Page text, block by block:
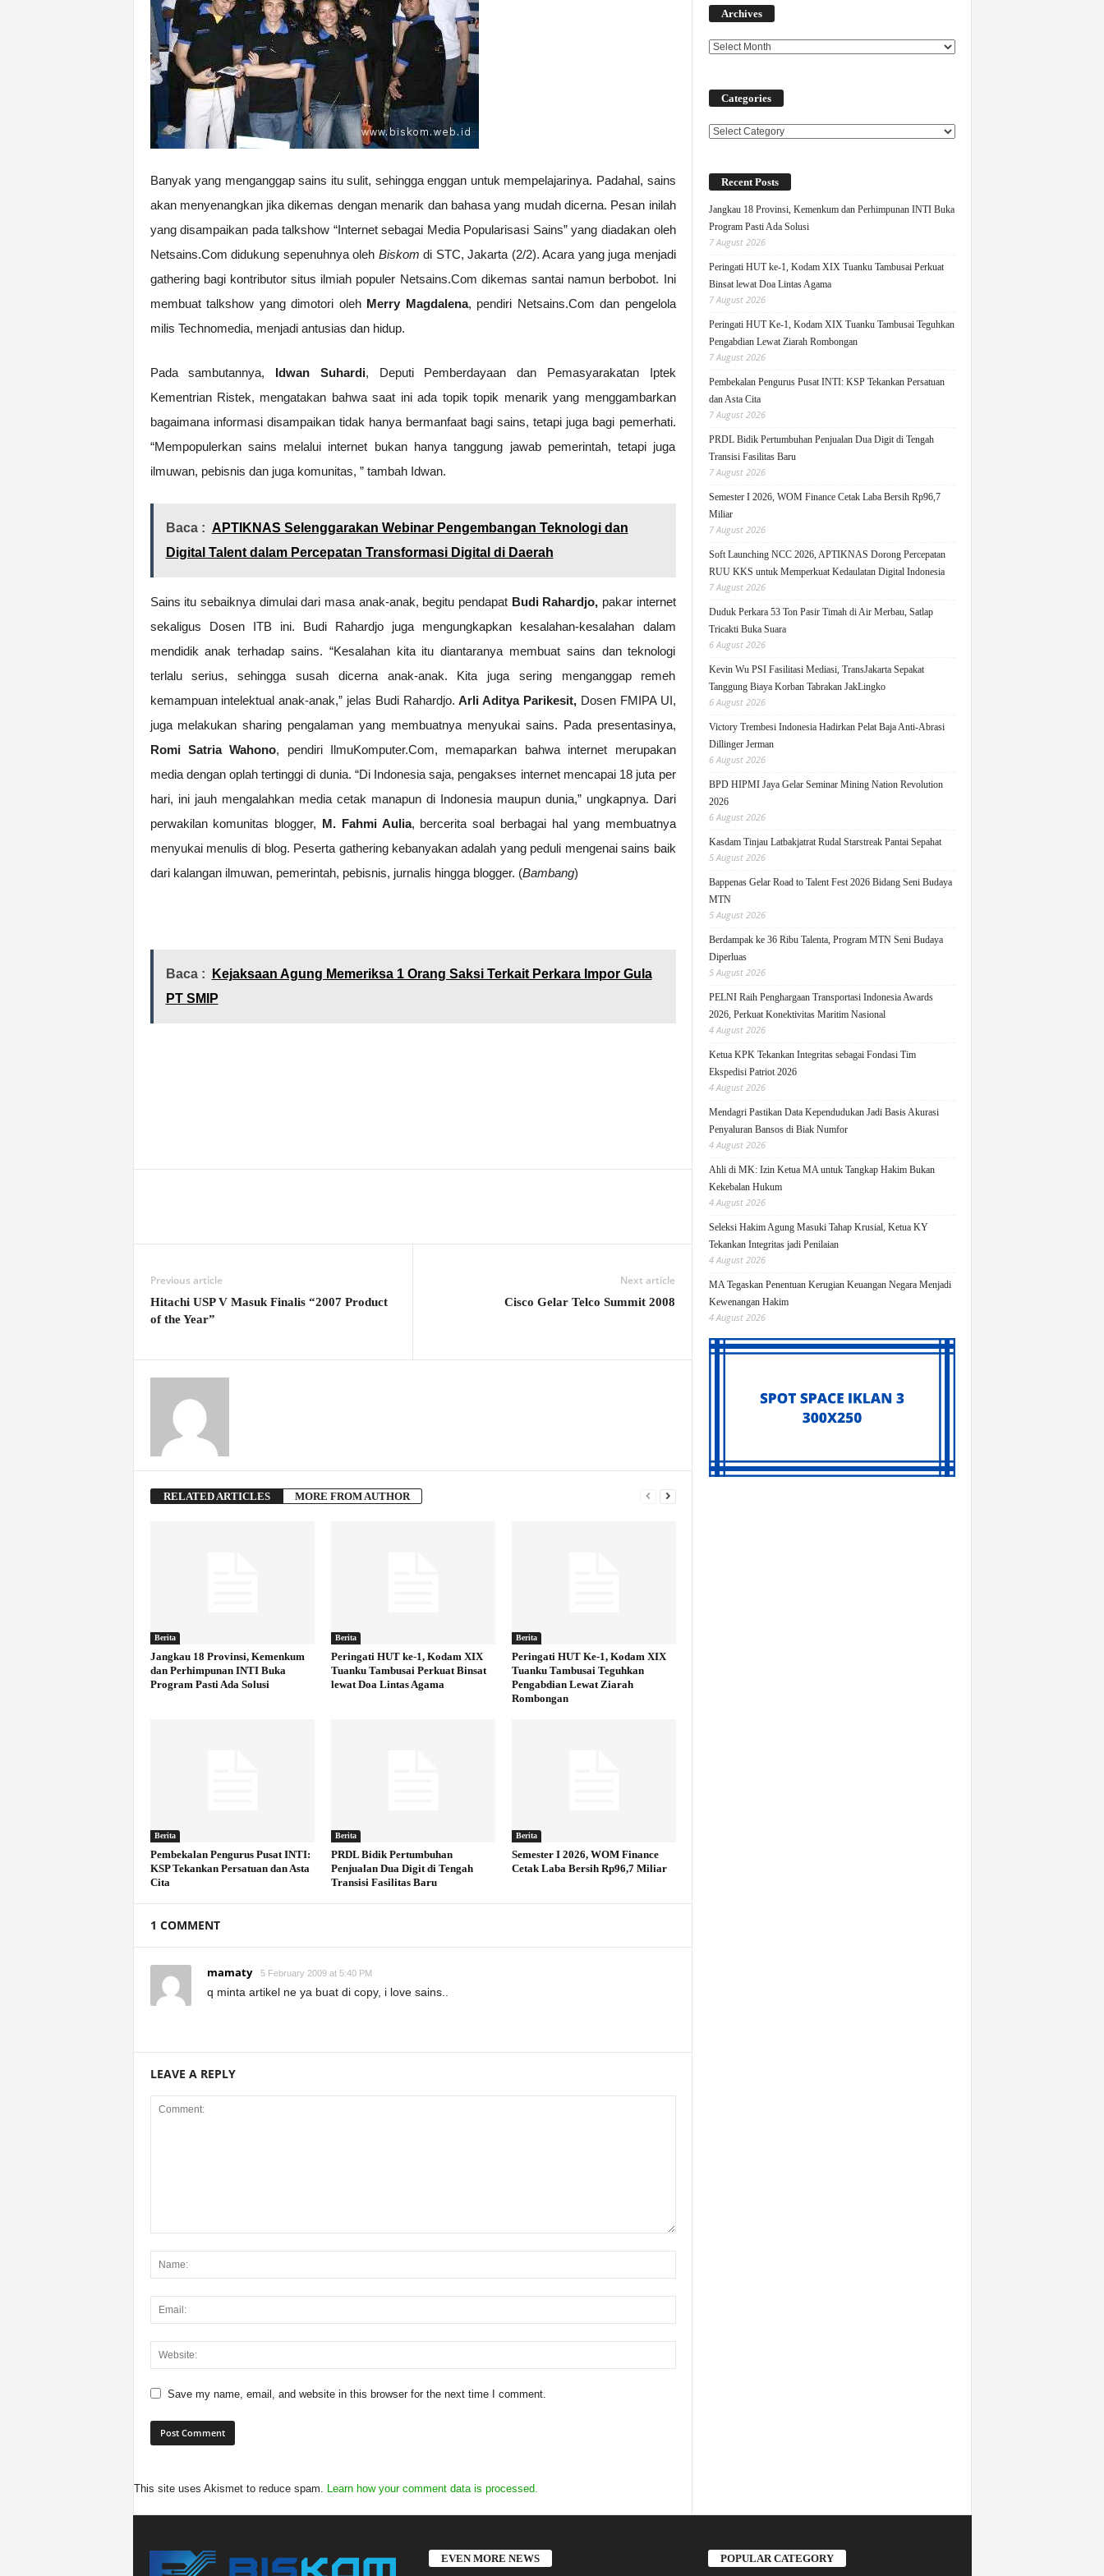
Banyak yang menganggap sains itu sulit, sehingga enggan untuk mempelajarinya. Padahal, sains
akan menyenangkan jika dikemas dengan menarik dan bahasa yang mudah dicerna. Pesan inilah
yang disampaikan pada talkshow “Internet sebagai Media Popularisasi Sains” yang diadakan oleh
Netsains.Com didukung sepenuhnya oleh Biskom di STC, Jakarta (2/2). Acara yang juga menjadi
gathering bagi kontributor situs ilmiah populer Netsains.Com dikemas santai namun berbobot. Ini
membuat talkshow yang dimotori oleh Merry Magdalena, pendiri Netsains.Com dan pengelola
milis Technomedia, menjadi antusias dan hidup.
Pada sambutannya, Idwan Suhardi, Deputi Pemberdayaan dan Pemasyarakatan Iptek
Kementrian Ristek, mengatakan bahwa saat ini ada topik topik menarik yang menggambarkan
bagaimana informasi disampaikan tidak hanya bermanfaat bagi sains, tetapi juga bagi pemerhati.
“Mempopulerkan sains melalui internet bukan hanya tanggung jawab pemerintah, tetapi juga
ilmuwan, pebisnis dan juga komunitas, ” tambah Idwan.
Baca : APTIKNAS Selenggarakan Webinar Pengembangan Teknologi dan
Digital Talent dalam Percepatan Transformasi Digital di Daerah
Sains itu sebaiknya dimulai dari masa anak-anak, begitu pendapat Budi Rahardjo, pakar internet
sekaligus Dosen ITB ini. Budi Rahardjo juga mengungkapkan kesalahan-kesalahan dalam
mendidik anak terhadap sains. “Kesalahan kita itu diantaranya membuat sains dan teknologi
terlalu serius, sehingga susah dicerna anak-anak. Kita juga sering menganggap remeh
kemampuan intelektual anak-anak,” jelas Budi Rahardjo.Arli Aditya Parikesit, Dosen FMIPA UI,
juga melakukan sharing pengalaman yang membuatnya menyukai sains. Pada presentasinya,
Romi Satria Wahono, pendiri IlmuKomputer.Com, memaparkan bahwa internet merupakan
media dengan oplah tertinggi di dunia. “Di Indonesia saja, pengakses internet mencapai 18 juta per
hari, ini jauh mengalahkan media cetak manapun di Indonesia maupun dunia,” ungkapnya. Dari
perwakilan komunitas blogger, M. Fahmi Aulia, bercerita soal berbagai hal yang membuatnya
menyukai menulis di blog. Peserta gathering kebanyakan adalah yang peduli mengenai sains baik
dari kalangan ilmuwan, pemerintah, pebisnis, jurnalis hingga blogger. (Bambang)
Baca :
Kejaksaan Agung Memeriksa 1 Orang Saksi Terkait Perkara Impor Gula
PT SMIP
Previous article
Hitachi USP V Masuk Finalis “2007 Product
of the Year”
Next article
Cisco Gelar Telco Summit 2008
RELATED ARTICLES MORE FROM AUTHOR
Berita
Jangkau 18 Provinsi, Kemenkum
dan Perhimpunan INTI Buka
Program Pasti Ada Solusi
Berita
Peringati HUT ke-1, Kodam XIX
Tuanku Tambusai Perkuat Binsat
lewat Doa Lintas Agama
Berita
Peringati HUT Ke-1, Kodam XIX
Tuanku Tambusai Teguhkan
Pengabdian Lewat Ziarah
Rombongan
Berita
Pembekalan Pengurus Pusat INTI:
KSP Tekankan Persatuan dan Asta
Cita
Berita
PRDL Bidik Pertumbuhan
Penjualan Dua Digit di Tengah
Transisi Fasilitas Baru
Berita
Semester I 2026, WOM Finance
Cetak Laba Bersih Rp96,7 Miliar
1 COMMENT
mamaty 5 February 2009 at 5:40 PM
q minta artikel ne ya buat di copy, i love sains..
LEAVE A REPLY
Save my name, email, and website in this browser for the next time I comment.
This site uses Akismet to reduce spam. Learn how your comment data is processed.
Archives
Categories
Categories
Recent Posts
Jangkau 18 Provinsi, Kemenkum dan Perhimpunan INTI Buka
Program Pasti Ada Solusi
7 August 2026
Peringati HUT ke-1, Kodam XIX Tuanku Tambusai Perkuat
Binsat lewat Doa Lintas Agama
7 August 2026
Peringati HUT Ke-1, Kodam XIX Tuanku Tambusai Teguhkan
Pengabdian Lewat Ziarah Rombongan
7 August 2026
Pembekalan Pengurus Pusat INTI: KSP Tekankan Persatuan
dan Asta Cita
7 August 2026
PRDL Bidik Pertumbuhan Penjualan Dua Digit di Tengah
Transisi Fasilitas Baru
7 August 2026
Semester I 2026, WOM Finance Cetak Laba Bersih Rp96,7
Miliar
7 August 2026
Soft Launching NCC 2026, APTIKNAS Dorong Percepatan
RUU KKS untuk Memperkuat Kedaulatan Digital Indonesia
7 August 2026
Duduk Perkara 53 Ton Pasir Timah di Air Merbau, Satlap
Tricakti Buka Suara
6 August 2026
Kevin Wu PSI Fasilitasi Mediasi, TransJakarta Sepakat
Tanggung Biaya Korban Tabrakan JakLingko
6 August 2026
Victory Trembesi Indonesia Hadirkan Pelat Baja Anti-Abrasi
Dillinger Jerman
6 August 2026
BPD HIPMI Jaya Gelar Seminar Mining Nation Revolution
2026
6 August 2026
Kasdam Tinjau Latbakjatrat Rudal Starstreak Pantai Sepahat
5 August 2026
Bappenas Gelar Road to Talent Fest 2026 Bidang Seni Budaya
MTN
5 August 2026
Berdampak ke 36 Ribu Talenta, Program MTN Seni Budaya
Diperluas
5 August 2026
PELNI Raih Penghargaan Transportasi Indonesia Awards
2026, Perkuat Konektivitas Maritim Nasional
4 August 2026
Ketua KPK Tekankan Integritas sebagai Fondasi Tim
Ekspedisi Patriot 2026
4 August 2026
Mendagri Pastikan Data Kependudukan Jadi Basis Akurasi
Penyaluran Bansos di Biak Numfor
4 August 2026
Ahli di MK: Izin Ketua MA untuk Tangkap Hakim Bukan
Kekebalan Hukum
4 August 2026
Seleksi Hakim Agung Masuki Tahap Krusial, Ketua KY
Tekankan Integritas jadi Penilaian
4 August 2026
MA Tegaskan Penentuan Kerugian Keuangan Negara Menjadi
Kewenangan Hakim
4 August 2026
EVEN MORE NEWS POPULAR CATEGORY